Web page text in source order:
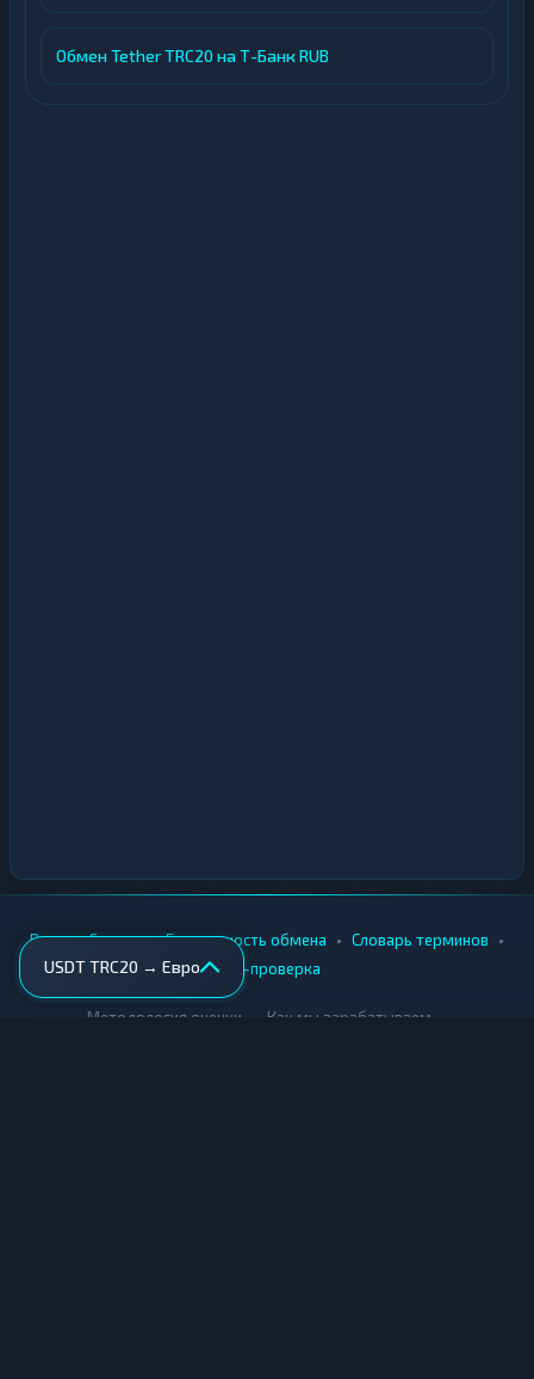
Обмен Tether TRC20 на Т-Банк RUB
USDT TRC20 → Евро
Вики • Города • Безопасность обмена • Словарь терминов •
AML-проверка
Методология оценки Как мы зарабатываем